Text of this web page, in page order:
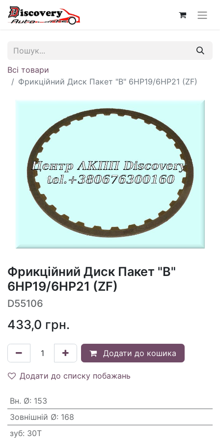
Всі товари
Фрикційний Диск Пакет "B" 6HP19/6HP21 (ZF)
Фрикційний Диск Пакет "B"
6HP19/6HP21 (ZF)
D55106
433,0 грн.
Додати до кошика
Додати до списку побажань
Вн. Ø: 153
Зовнішній Ø: 168
зуб: 30T